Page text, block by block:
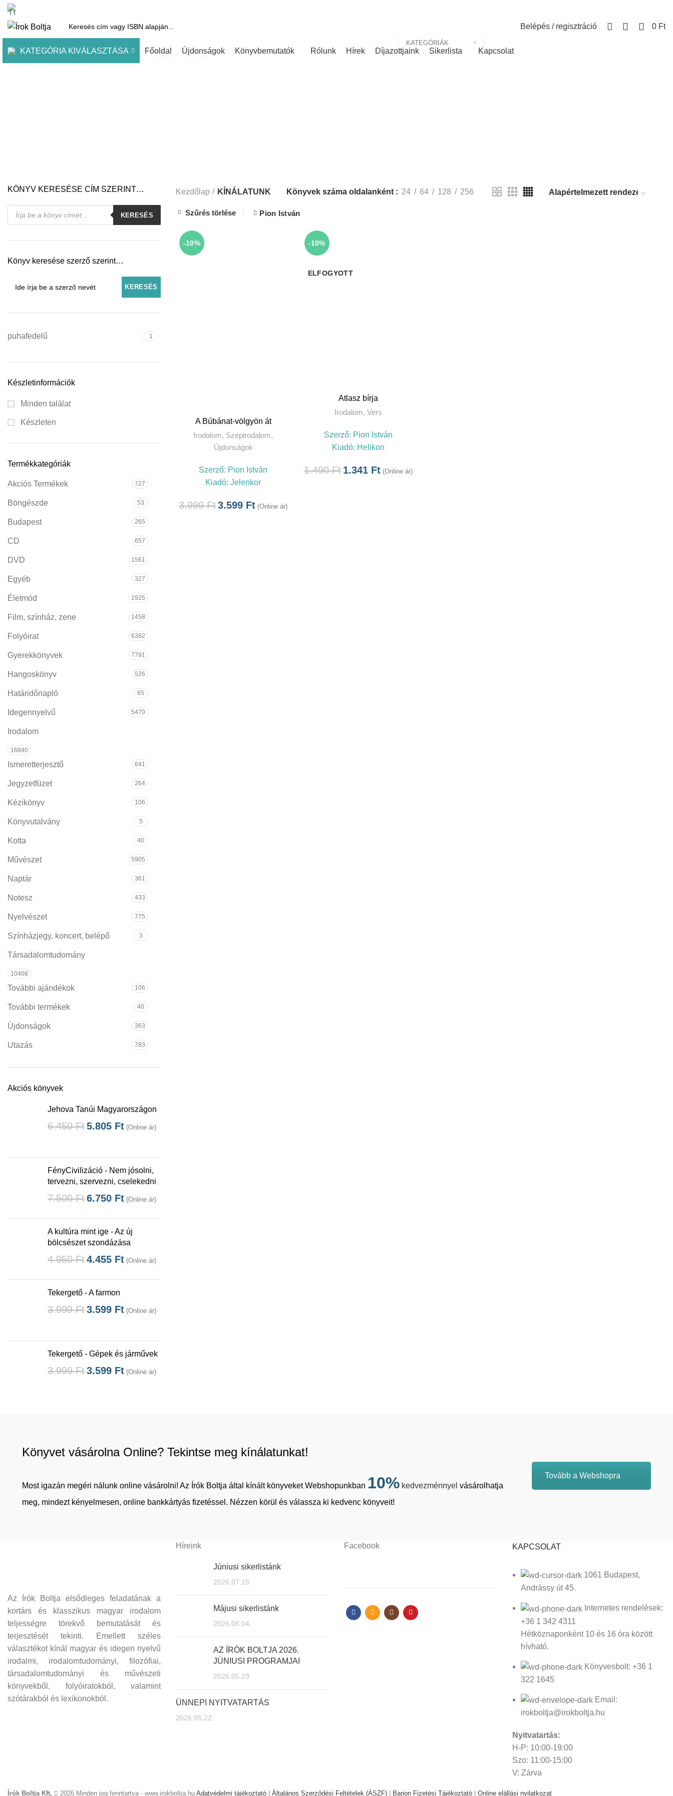
KATEGÓRIÁK
Belépés / regisztráció 0 Ft
KATEGÓRIA KIVÁLASZTÁSA Főoldal Újdonságok Könyvbemutatók Rólunk Hírek Díjazottjaink Sikerlista Kapcsolat
KÖNYV KERESÉSE CÍM SZERINT…
Products
search
KERESÉS
Könyv keresése szerző szerint…
puhafedelű 1
Készletinformációk
Minden találat
Készleten
Termékkategóriák
Akciós Termékek 727
Böngészde 53
Budapest 265
CD 657
DVD 1561
Egyéb 327
Életmód 1925
Film, színház, zene 1458
Folyóirat 6382
Gyerekkönyvek 7791
Hangoskönyv 526
Határidőnapló 65
Idegennyelvű 5470
Irodalom
16840
Ismeretterjesztő 641
Jegyzetfüzet 264
Kézikönyv 106
Könyvutalvány 5
Kotta 40
Művészet 5905
Naptár 361
Notesz 433
Nyelvészet 775
Színházjegy, koncert, belépő 3
Társadalomtudomány
10408
További ajándékok 106
További termékek 40
Újdonságok 363
Utazás 783
Akciós könyvek
Jehova Tanúi Magyarországon
6.450Ft5.805 Ft (Online ár)
FényCivilizáció - Nem jósolni,
tervezni, szervezni, cselekedni
7.500Ft6.750 Ft (Online ár)
A kultúra mint ige - Az új
bölcsészet szondázása
4.950Ft4.455 Ft (Online ár)
Tekergető - A farmon
3.999Ft3.599 Ft (Online ár)
Tekergető - Gépek és járművek
3.999Ft3.599 Ft (Online ár)
Kezdőlap KÍNÁLATUNK Könyvek száma oldalanként 24 64 128 256
Szűrés törlése Pion István
-10%
KOSÁRBA TESZEM
A Búbánat-völgyön át
Irodalom, Szépirodalom,
Újdonságok
Szerző: Pion István
Kiadó:Jelenkor
3.999Ft3.599 Ft (Online ár)
-10%
ELFOGYOTT
TOVÁBB
Atlasz bírja
Irodalom, Vers
Szerző: Pion István
Kiadó: Helikon
1.490Ft 1.341 Ft (Online ár)
Könyvet vásárolna Online? Tekintse meg kínálatunkat!
Most igazán megéri nálunk online vásárolni! Az Írók Boltja által kínált könyveket Webshopunkban 10% kedvezménnyel vásárolhatja
meg, mindezt kényelmesen, online bankkártyás fizetéssel. Nézzen körül és válassza ki kedvenc könyveit!
Tovább a Webshopra
Az Írók Boltja elsődleges feladatának a
kortárs és klasszikus magyar irodalom
teljességre törekvő bemutatását és
terjesztését tekinti. Emellett széles
választékot kínál magyar és idegen nyelvű
irodalmi, irodalomtudományi, filozófiai,
társadalomtudományi és művészeti
könyvekből, folyóiratokból, valamint
szótárakból és lexikonokból.
Híreink
Júniusi sikerlistánk
2026.07.15.
Májusi sikerlistánk
2026.06.04.
AZ ÍRÓK BOLTJA 2026.
JÚNIUSI PROGRAMJAI
2026.05.29.
ÜNNEPI NYITVATARTÁS
2026.05.22.
Facebook KAPCSOLAT
1061 Budapest,
Andrássy út 45.
Internetes rendelések:
+36 1 342 4311
Hétköznaponként 10 és 16 óra között
hívható.
Könyvesbolt: +36 1
322 1645
Email:
irokboltja@irokboltja.hu
Nyitvatartás:
H-P: 10:00-19:00
Szo: 11:00-15:00
V: Zárva
Írók Boltja Kft. 2026 Minden jog fenntartva - www.irokboltja.hu Adatvédelmi tájékoztató Általános Szerződési Feltételek (ÁSZF) Barion Fizetési Tájékoztató Online elállási nyilatkozat
Kezdje el gépelni a keresett bejegyzések megtekintéséhez.